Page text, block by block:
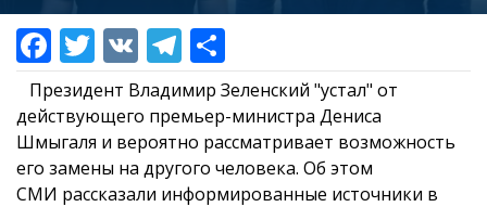
Президент Владимир Зеленский "устал" от
действующего премьер-министра Дениса
Шмыгаля и вероятно рассматривает возможность
его замены на другого человека. Об этом
СМИ рассказали информированные источники в